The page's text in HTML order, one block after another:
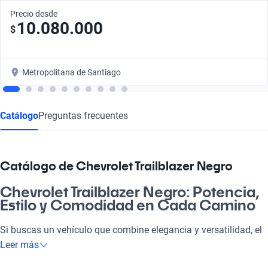
Precio desde
$ 10.080.000
Metropolitana de Santiago
CatálogoPreguntas frecuentes
Catálogo de Chevrolet Trailblazer Negro
Chevrolet Trailblazer Negro: Potencia,
Estilo y Comodidad en Cada Camino
Si buscas un vehículo que combine elegancia y versatilidad, el
Chevrolet Trailblazer Negro es para ti. Este SUV no solo es un
Leer más